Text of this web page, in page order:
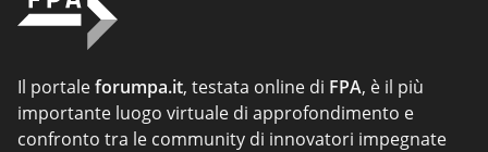
Il portaleforumpa.it, testata online di FPA, è il più
importante luogo virtuale di approfondimento e
confronto tra le community di innovatori impegnate